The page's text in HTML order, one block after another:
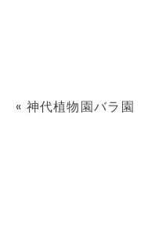
« 神代植物園バラ園